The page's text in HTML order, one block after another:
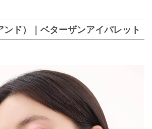
ド）｜ベターザンアイパレット